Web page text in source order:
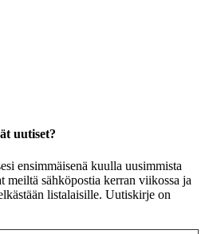
uutiset?
ensimmäisenä kuulla uusimmista
meiltä sähköpostia kerran viikossa ja
listalaisille. Uutiskirje on